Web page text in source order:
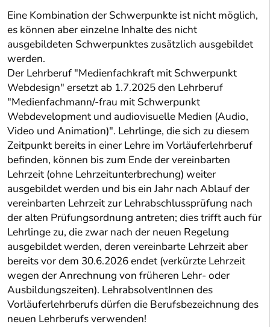
Eine Kombination der Schwerpunkte ist nicht möglich,
es können aber einzelne Inhalte des nicht
ausgebildeten Schwerpunktes zusätzlich ausgebildet
werden.
Der Lehrberuf "Medienfachkraft mit Schwerpunkt
Webdesign" ersetzt ab 1.7.2025 den Lehrberuf
"Medienfachmann/-frau mit Schwerpunkt
Webdevelopment und audiovisuelle Medien (Audio,
Video und Animation)". Lehrlinge, die sich zu diesem
Zeitpunkt bereits in einer Lehre im Vorläuferlehrberuf
befinden, können bis zum Ende der vereinbarten
Lehrzeit (ohne Lehrzeitunterbrechung) weiter
ausgebildet werden und bis ein Jahr nach Ablauf der
vereinbarten Lehrzeit zur Lehrabschlussprüfung nach
der alten Prüfungsordnung antreten; dies trifft auch für
Lehrlinge zu, die zwar nach der neuen Regelung
ausgebildet werden, deren vereinbarte Lehrzeit aber
bereits vor dem 30.6.2026 endet (verkürzte Lehrzeit
wegen der Anrechnung von früheren Lehr- oder
Ausbildungszeiten). LehrabsolventInnen des
Vorläuferlehrberufs dürfen die Berufsbezeichnung des
neuen Lehrberufs verwenden!